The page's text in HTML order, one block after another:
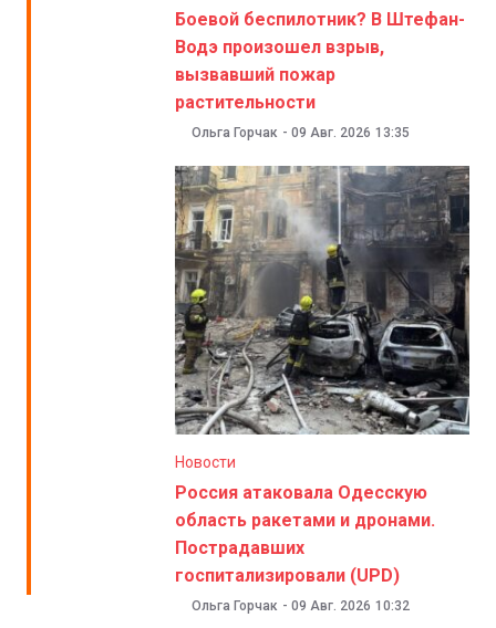
Боевой беспилотник? В Штефан-
Водэ произошел взрыв,
вызвавший пожар
растительности
Ольга Горчак - 09 Авг. 2026 13:35
Новости
Россия атаковала Одесскую
область ракетами и дронами.
Пострадавших
госпитализировали (UPD)
Ольга Горчак - 09 Авг. 2026 10:32